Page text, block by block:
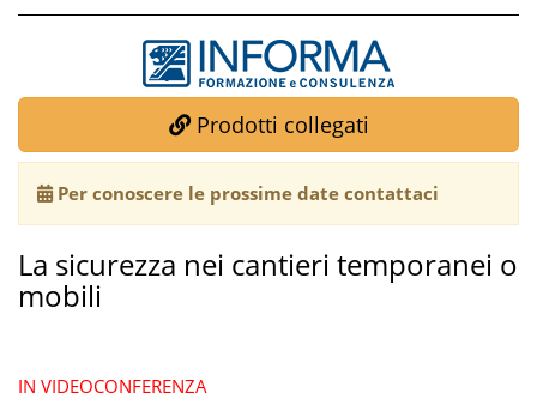
Prodotti collegati
Per conoscere le prossime date contattaci
La sicurezza nei cantieri temporanei o
mobili
IN VIDEOCONFERENZA